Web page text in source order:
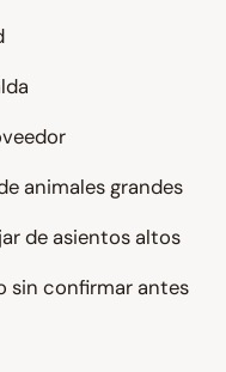
animales grandes
de asientos altos
sin confirmar antes